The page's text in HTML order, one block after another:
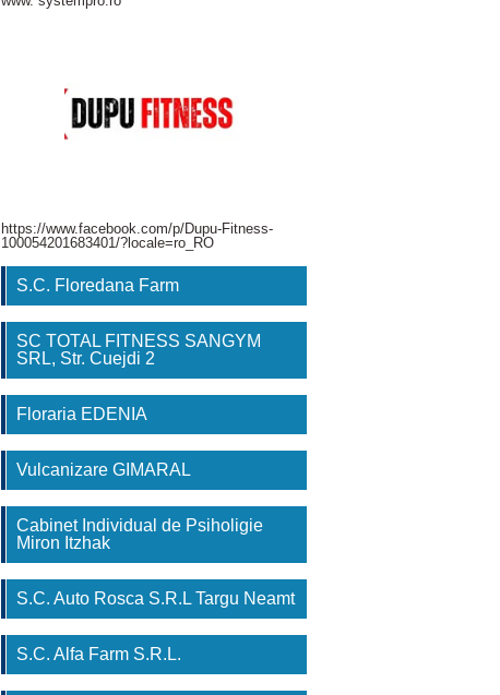
https://www.facebook.com/p/Dupu-Fitness-
100054201683401/?locale=ro_RO
S.C. Floredana Farm
SC TOTAL FITNESS SANGYM
SRL, Str. Cuejdi 2
Floraria EDENIA
Vulcanizare GIMARAL
Cabinet Individual de Psiholigie
Miron Itzhak
S.C. Auto Rosca S.R.L Targu Neamt
S.C. Alfa Farm S.R.L.